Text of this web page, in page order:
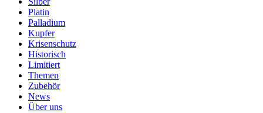
Platin
Palladium
Kupfer
Krisenschutz
Historisch
Limitiert
Themen
Zubehör
News
Über uns